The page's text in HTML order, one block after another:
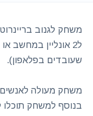
ל2 אונליין במחשב
שעובדים בפלאפון).
משחק מעולה
בנוסף למשחק תוכלו